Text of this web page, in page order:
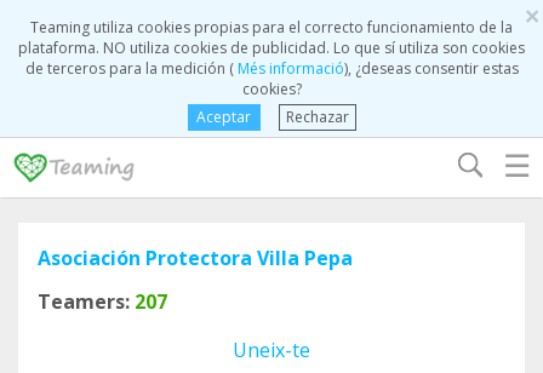
×
Teaming utiliza cookies propias para el correcto funcionamiento de la
plataforma. NO utiliza cookies de publicidad. Lo que sí utiliza son cookies
de terceros para la medición (Més informació), ¿deseas consentir estas
cookies?
Aceptar
Rechazar
☰
Asociación Protectora Villa Pepa
Teamers: 207
Uneix-te